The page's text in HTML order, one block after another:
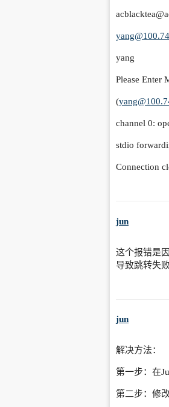
yang
Please Enter
(
channel 0:
stdio
Connection
jun
这个报错是
导致跳转失
jun
解决方法：
第一步：在
第二步：修